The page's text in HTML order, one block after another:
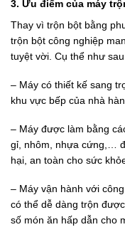
3. Ưu điểm của máy
Thay vì trộn bột bằng
trộn bột công nghiệp
tuyệt vời. Cụ thể như
– Máy có thiết kế sang
khu vực bếp của nhà
– Máy được làm bằng
gỉ, nhôm, nhựa cứng,…
hại, an toàn cho sức
– Máy vận hành với
có thể dễ dàng trộn
số món ăn hấp dẫn cho